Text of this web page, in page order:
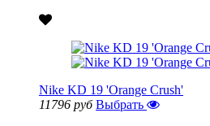
Nike KD 19 'Orange Crush'
11796 руб Выбрать